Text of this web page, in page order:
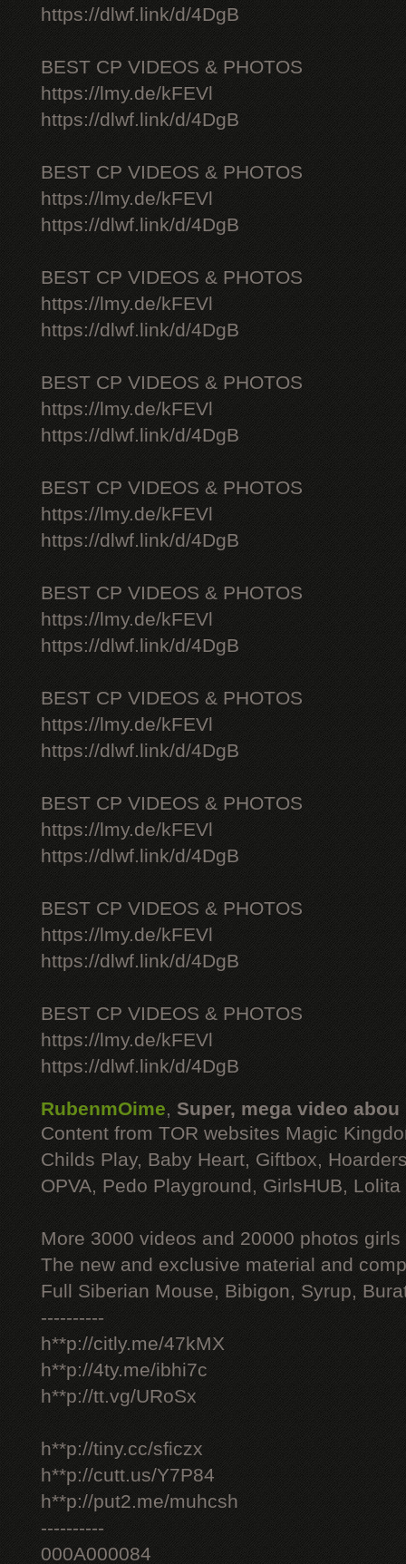
https://dlwf.link/d/4DgB
BEST CP VIDEOS & PHOTOS
https://lmy.de/kFEVl
https://dlwf.link/d/4DgB
BEST CP VIDEOS & PHOTOS
https://lmy.de/kFEVl
https://dlwf.link/d/4DgB
BEST CP VIDEOS & PHOTOS
https://lmy.de/kFEVl
https://dlwf.link/d/4DgB
BEST CP VIDEOS & PHOTOS
https://lmy.de/kFEVl
https://dlwf.link/d/4DgB
BEST CP VIDEOS & PHOTOS
https://lmy.de/kFEVl
https://dlwf.link/d/4DgB
BEST CP VIDEOS & PHOTOS
https://lmy.de/kFEVl
https://dlwf.link/d/4DgB
BEST CP VIDEOS & PHOTOS
https://lmy.de/kFEVl
https://dlwf.link/d/4DgB
BEST CP VIDEOS & PHOTOS
https://lmy.de/kFEVl
https://dlwf.link/d/4DgB
BEST CP VIDEOS & PHOTOS
https://lmy.de/kFEVl
https://dlwf.link/d/4DgB
BEST CP VIDEOS & PHOTOS
https://lmy.de/kFEVl
https://dlwf.link/d/4DgB
RubenmOime, Super, mega video abou
Content from TOR websites Magic
Childs Play, Baby Heart, Giftbox,
OPVA, Pedo Playground, GirlsHUB, Lolita
More 3000 videos and 20000 photos
The new and exclusive material and
Full Siberian Mouse, Bibigon, Syrup,
----------
h**p://citly.me/47kMX
h**p://4ty.me/ibhi7c
h**p://tt.vg/URoSx
h**p://tiny.cc/sficzx
h**p://cutt.us/Y7P84
h**p://put2.me/muhcsh
----------
000A000084